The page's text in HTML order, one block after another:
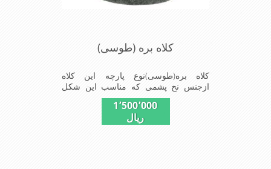
کلاه بره (طوسی)
کلاه بره(طوسی)نوع پارچه این کلاه
ازجنس نخ پشمی که مناسب این شکل
ازکلاه است این مدل کلاه مناسب خانمها
است روی کلاه نگین کارشده شیک و
مناسب افراد خوش پوش جنس عالی
1٬500٬000
ریال